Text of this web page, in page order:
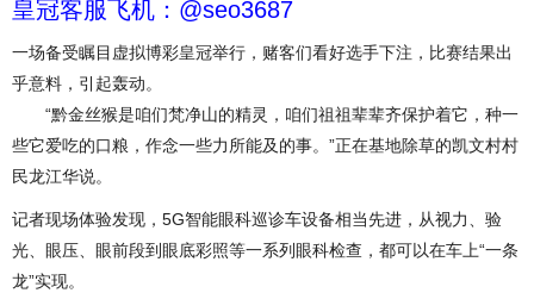
皇冠客服飞机：@seo3687
一场备受瞩目虚拟博彩皇冠举行，赌客们看好选手下注，比赛结果出
乎意料，引起轰动。
“黔金丝猴是咱们梵净山的精灵，咱们祖祖辈辈齐保护着它，种一
些它爱吃的口粮，作念一些力所能及的事。”正在基地除草的凯文村村
民龙江华说。
记者现场体验发现，5G智能眼科巡诊车设备相当先进，从视力、验
光、眼压、眼前段到眼底彩照等一系列眼科检查，都可以在车上“一条
龙”实现。